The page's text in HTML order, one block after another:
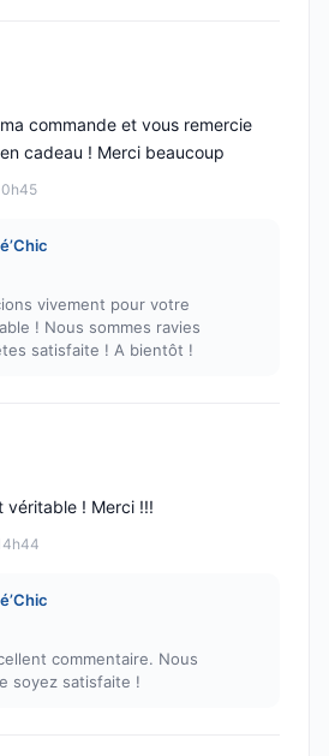
commande et vous remercie
cadeau ! Merci beaucoup
vivement pour votre
! Nous sommes ravies
satisfaite ! A bientôt !
véritable ! Merci !!!
commentaire. Nous
soyez satisfaite !